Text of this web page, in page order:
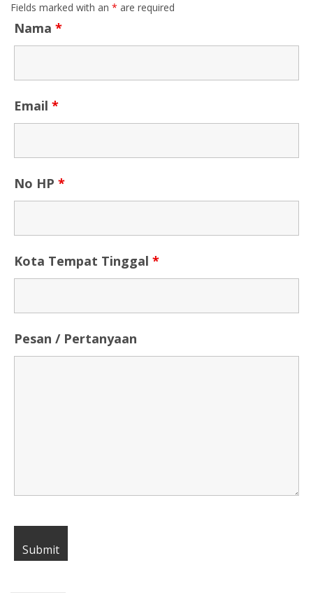
Fields marked with an * are required
Nama *
Email *
No HP *
Kota Tempat Tinggal *
Pesan / Pertanyaan